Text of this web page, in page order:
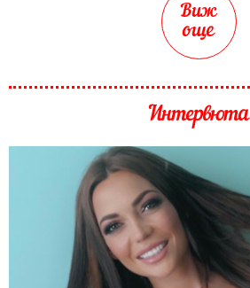
Виж
още
Интервюта